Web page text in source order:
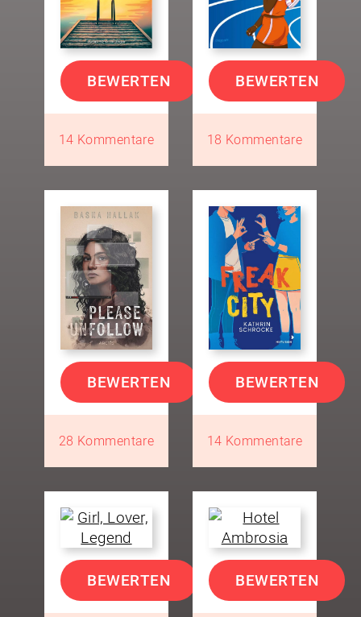
BEWERTEN
14 Kommentare
BEWERTEN
18 Kommentare
BEWERTEN
28 Kommentare
BEWERTEN
14 Kommentare
BEWERTEN BEWERTEN